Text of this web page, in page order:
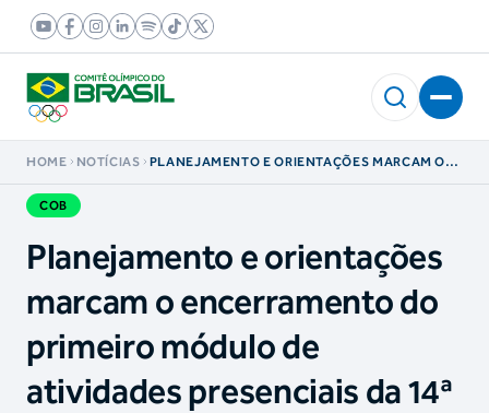
HOME NOTÍCIAS
PLANEJAMENTO E ORIENTAÇÕES MARCAM O
COB
Planejamento e orientações
marcam o encerramento do
primeiro módulo de
atividades presenciais da 14ª